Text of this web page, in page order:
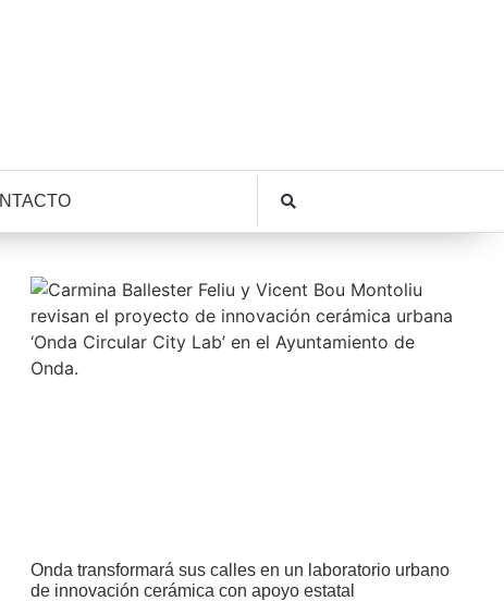
Onda transformará sus calles en un laboratorio urbano
de innovación cerámica con apoyo estatal